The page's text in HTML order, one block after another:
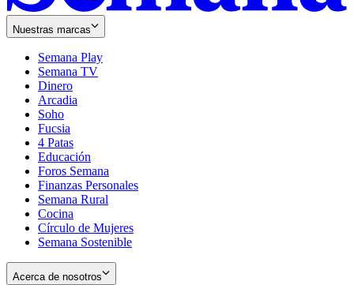
Nuestras marcas
Semana Play
Semana TV
Dinero
Arcadia
Soho
in
new
window
Fucsia
in
new
window
4 Patas
Educación
Foros Semana
Finanzas Personales
Semana Rural
Cocina
Círculo de Mujeres
Semana Sostenible
Acerca de nosotros